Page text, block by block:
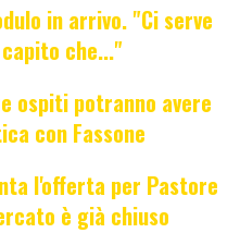
in arrivo. "Ci serve
che..."
ospiti potranno avere
con Fassone
l'offerta per Pastore
è già chiuso